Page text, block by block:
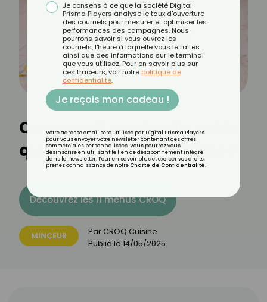
Comment perdre du poids
quand on est immobilisé ?
Découvrez les 11 menus CROQ
MINCEUR Par CROQ Cuisine
Publié le 14/05/2025
Je consens à ce que la société Digital
Prisma Players analyse le taux d'ouverture
des courriels pour mesurer et optimiser les
performances des campagnes. Nous
pourrons savoir si vous ouvrez les
courriels, l'heure à laquelle vous le faites
ainsi que des informations sur le terminal
que vous utilisez. Pour en savoir plus sur
ces traceurs, voir notre politique de
confidentialité.
Je reçois mon cadeau !
Votre adresse email sera utilisée par Digital Prisma Players
pour vous envoyer votre newsletter contenant des offres
commerciales personnalisées. Vous pourrez vous
désinscrire en utilisant le lien de désabonnement intégré
dans la newsletter. Pour en savoir plus et exercer vos droits,
prenez connaissance de notre Charte de Confidentialité.